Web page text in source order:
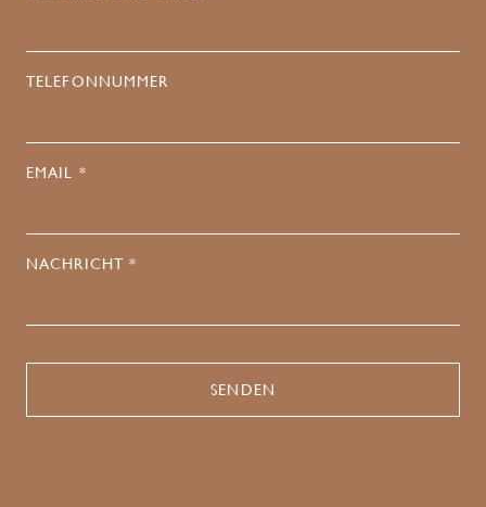
TELEFONNUMMER
EMAIL *
NACHRICHT *